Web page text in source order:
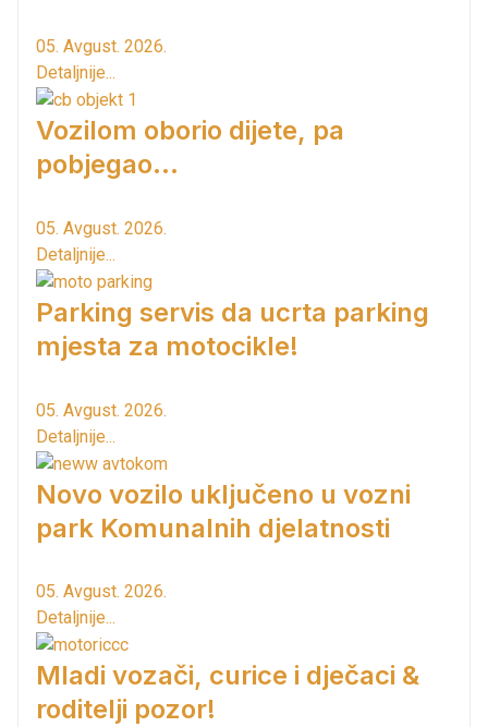
05. Avgust. 2026.
Detaljnije...
Vozilom oborio dijete, pa
pobjegao...
05. Avgust. 2026.
Detaljnije...
Parking servis da ucrta parking
mjesta za motocikle!
05. Avgust. 2026.
Detaljnije...
Novo vozilo uključeno u vozni
park Komunalnih djelatnosti
05. Avgust. 2026.
Detaljnije...
Mladi vozači, curice i dječaci &
roditelji pozor!